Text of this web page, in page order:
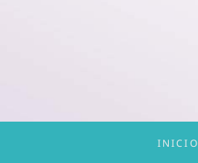
INICIO